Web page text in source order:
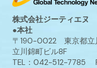
株式会社ジーティエヌ
●本社
〒190-0022 東京都立
立川錦町ビル8F
TEL：042-512-7785